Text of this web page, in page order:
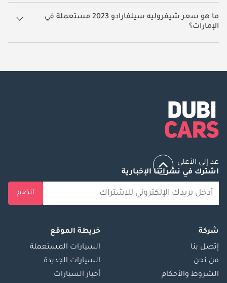
7 سيارة شيفروليه سيلفارادو 2023 مستعملة متوفرة للبيع في الإمارات.
ما هو سعر شيفروليه سيلفارادو 2023 مستعملة في
الإمارات؟
يبدأ سعر سيارة شيفروليه سيلفارادو 2023 مستعملة في الإمارات
عد إلى الأعلى
اشترك في نشراتنا الإخبارية
انضم
شركة
إتصل بنا
من نحن
الشروط والأحكام
خريطة الموقع
السيارات المستعملة
السيارات الجديدة
أخبار السيارات